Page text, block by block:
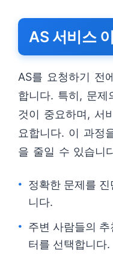
AS 서비스
AS를 요청하기 전
합니다. 특히, 문제
것이 중요하며, 서
요합니다. 이 과정
을 줄일 수 있습니
정확한 문제를
니다.
주변 사람들의
터를 선택합니다.